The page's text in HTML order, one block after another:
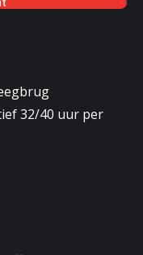
32/40 uur per